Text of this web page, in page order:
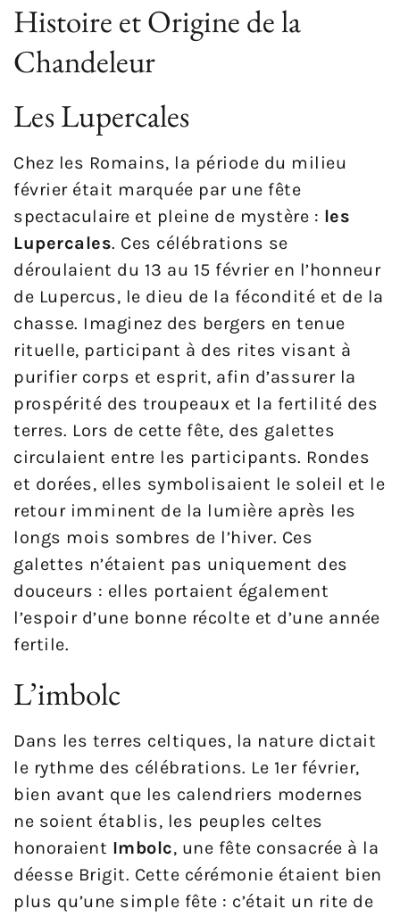
Histoire et Origine de la
Chandeleur
Les Lupercales
Chez les Romains, la période du milieu
février était marquée par une fête
spectaculaire et pleine de mystère : les
Lupercales. Ces célébrations se
déroulaient du 13 au 15 février en l’honneur
de Lupercus, le dieu de la fécondité et de la
chasse. Imaginez des bergers en tenue
rituelle, participant à des rites visant à
purifier corps et esprit, afin d’assurer la
prospérité des troupeaux et la fertilité des
terres. Lors de cette fête, des galettes
circulaient entre les participants. Rondes
et dorées, elles symbolisaient le soleil et le
retour imminent de la lumière après les
longs mois sombres de l’hiver. Ces
galettes n’étaient pas uniquement des
douceurs : elles portaient également
l’espoir d’une bonne récolte et d’une année
fertile.
L’imbolc
Dans les terres celtiques, la nature dictait
le rythme des célébrations. Le 1er février,
bien avant que les calendriers modernes
ne soient établis, les peuples celtes
honoraient Imbolc, une fête consacrée à la
déesse Brigit. Cette cérémonie étaient bien
plus qu’une simple fête : c’était un rite de